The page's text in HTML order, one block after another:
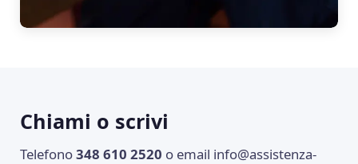
Chiami o scrivi
Telefono348 610 2520 o email info@assistenza-